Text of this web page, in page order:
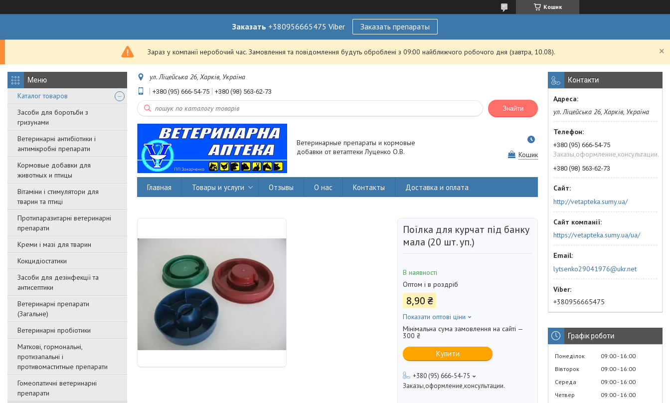
Кошик
Заказать +380956665475 Viber Заказать препараты
Зараз у компанії неробочий час. Замовлення та повідомлення будуть оброблені з 09:00 найближчого робочого дня (завтра, 10.08).
Каталог товаров
Засоби для боротьби з
гризунами
Ветеринарні антибіотики і
антимікробні препарати
Кормовые добавки для
животных и птицы
Вітаміни і стимулятори для
тварин та птиці
Протипаразитарні ветеринарні
препарати
Креми і мазі для тварин
Кокцидіостатики
Засоби для дезінфекції та
антисептики
Ветеринарні препарати
(Загальне)
Ветеринарні пробіотики
Маткові, гормональні,
протизапальні і
противомаститные препарати
Гомеопатичні ветеринарні
препарати
ул. Ліцейська 26, Харків, Україна
+380 (95) 666-54-75 +380 (98) 563-62-73
Знайти
Ветеринарные препараты и кормовые
добавки от ветаптеки Луценко О.В.
Кошик
Главная Товары и услуги Отзывы О нас Контакты Доставка и оплата
Поїлка для курчат під банку
мала (20 шт. уп.)
В наявності
Оптом і в роздріб
8,90 ₴
Показати оптові ціни
Мінімальна сума замовлення на сайті —
300 ₴
Купити
+380 (95) 666-54-75
Заказы,оформление,консультации.
Контакти
ул. Ліцейська 26, Харків, Україна
+380 (95) 666-54-75
Заказы,оформление,консультации.
+380 (98) 563-62-73
http://vetapteka.sumy.ua/
https://vetapteka.sumy.ua/ua/
lytsenko29041976@ukr.net
+380956665475
Графік роботи
Понеділок 09:00 16:00
Вівторок
09:00 16:00
Середа
09:00 16:00
Четвер
09:00 16:00